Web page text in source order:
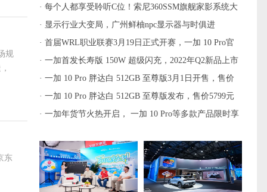
规
东
影像体验
· 每个人都享受聆听C位！索尼360SSM旗舰家影系统大
动作
· 显示行业大变局，广州鲜柚npc显示器与时俱进
· 首届WRL职业联赛3月19日正式开赛，一加 10 Pro官
方赛事用机重磅登场
· 一加首发长寿版 150W 超级闪充，2022年Q2新品上市
搭载
· 一加 10 Pro 胖达白 512GB 至尊版3月1日开售，售价
5799元
· 一加 10 Pro 胖达白 512GB 至尊版发布，售价5799元
· 一加年货节火热开启， 一加 10 Pro等多款产品限时享